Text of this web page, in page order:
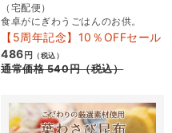
（宅配便）
食卓がにぎわうごはんのお供。
【5周年記念】10％OFFセール
486 円 （税込）
通常価格540円（税込）